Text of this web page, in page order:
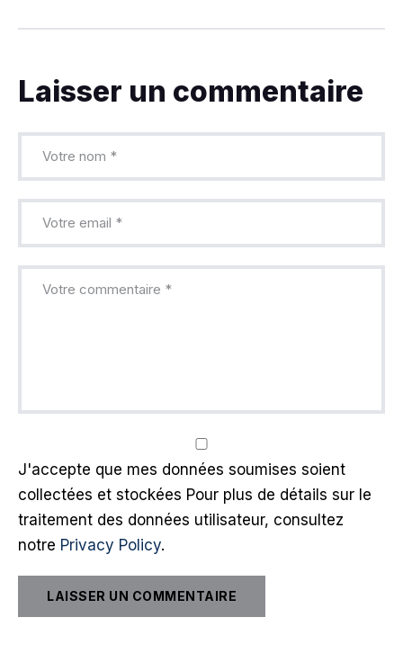
Laisser un commentaire
J'accepte que mes données soumises soient
collectées et stockées Pour plus de détails sur le
traitement des données utilisateur, consultez
notre Privacy Policy.